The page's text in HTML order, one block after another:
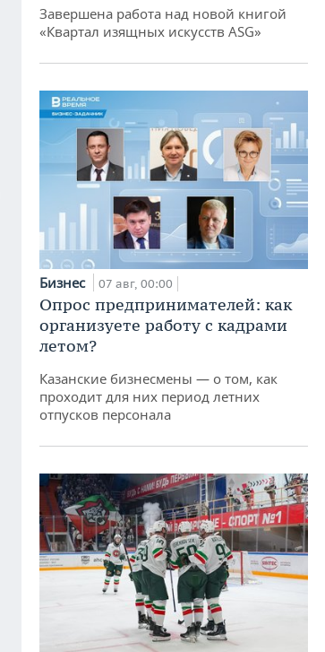
Завершена работа над новой книгой
«Квартал изящных искусств ASG»
Бизнес 07 авг, 00:00
Опрос предпринимателей: как
организуете работу с кадрами
летом?
Казанские бизнесмены — о том, как
проходит для них период летних
отпусков персонала